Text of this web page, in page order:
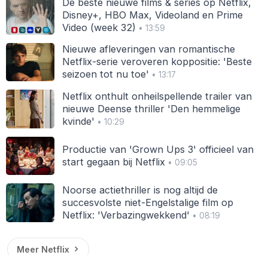
Disney+, HBO Max, Videoland en Prime
Video (week 32) • 13:59
Nieuwe afleveringen van romantische
Netflix-serie veroveren koppositie: 'Beste
seizoen tot nu toe' • 13:17
Netflix onthult onheilspellende trailer van
nieuwe Deense thriller 'Den hemmelige
kvinde' • 10:29
Productie van 'Grown Ups 3' officieel van
start gegaan bij Netflix • 09:05
Noorse actiethriller is nog altijd de
succesvolste niet-Engelstalige film op
Netflix: 'Verbazingwekkend' • 08:19
Meer Netflix